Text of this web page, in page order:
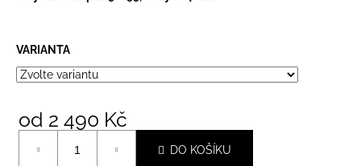
VARIANTA
od 2 490 Kč
cena:
DO KOŠÍKU